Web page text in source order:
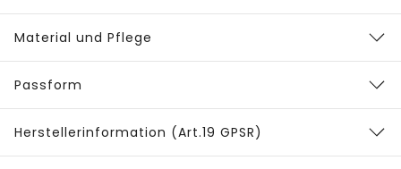
Material und Pflege
Passform
Herstellerinformation (Art.19 GPSR)